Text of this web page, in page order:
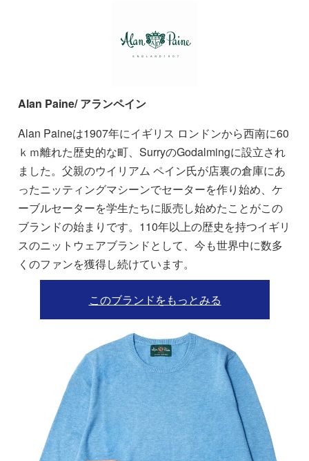
Alan Paine/ アランペイン
Alan Paineは1907年にイギリス ロンドンから西南に60
ｋｍ離れた歴史的な町、SurryのGodalmingに設立され
ました。父親のウイリアム ペイン氏が店裏の倉庫にあ
ったニッティングマシーンでセーターを作り始め、ケ
ーブルセーターを学生たちに販売し始めたことがこの
ブランドの始まりです。110年以上の歴史を持つイギリ
スのニットウェアブランドとして、今も世界中に数多
くのファンを獲得し続けています。
このブランドをもっとみる